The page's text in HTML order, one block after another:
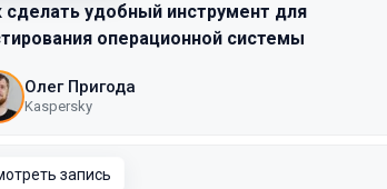
сделать удобный инструмент для
операционной системы
Олег Пригода
Kaspersky
запись